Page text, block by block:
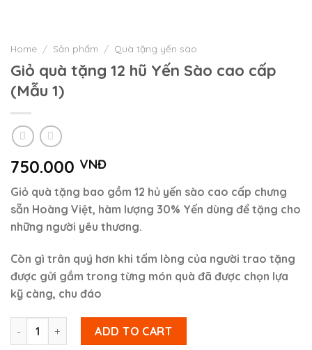
Home / Sản phẩm / Quà tặng yến sào
Giỏ quà tặng 12 hũ Yến Sào cao cấp
(Mẫu 1)
750.000 VNĐ
Giỏ quà tặng bao gồm 12 hủ yến sào cao cấp chưng
sẵn Hoàng Việt, hàm lượng 30% Yến dùng để tặng cho
những người yêu thương.
Còn gì trân quý hơn khi tấm lòng của người trao tặng
được gửi gắm trong từng món quà đã được chọn lựa
kỹ càng, chu đáo
Giỏ quà tặng 12 hũ Yến Sào cao cấp (Mẫu 1) quantity
ADD TO CART